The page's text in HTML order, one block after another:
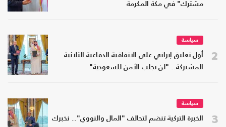
مشترك" في مكة المكرمة
2
سياسة
أول تعليق إيراني على الاتفاقية الدفاعية الثلاثية
المشتركة.. "لن تجلب الأمن للسعودية"
3
سياسة
الخبرة التركية تنضم لتحالف "المال والنووي".. نخبرك